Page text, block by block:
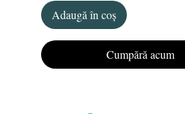
naturels, capsules ou
chablon.
Confort d’application: sa
mais maîtrisable permet un
sans coulures.
Adaugă în coș
Cumpără acum